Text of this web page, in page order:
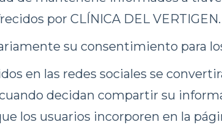
por CLÍNICA DEL VERTIGEN.
su consentimiento para
en las redes sociales se
decidan compartir su
los usuarios incorporen en la